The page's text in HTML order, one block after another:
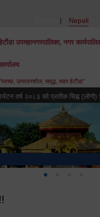
Nepali
उपमहानगरपालिका, नगर
उत्पादनशील, समृद्ध, सहर हेटौंडा"
२०८३ को प्रतीक चिह्न (लोगो)
नगर कार्यपालिकाको कार्यालय
देखिएको दृश्य